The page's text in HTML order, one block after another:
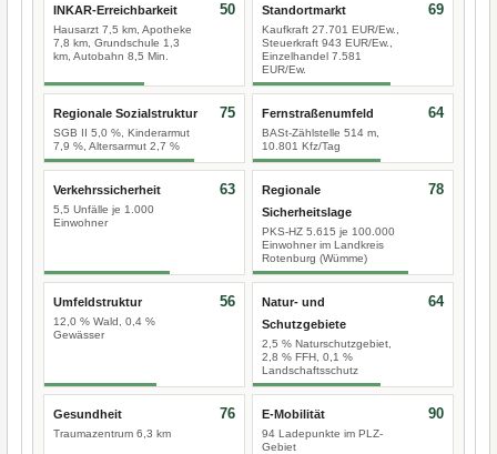
INKAR-Erreichbarkeit
Hausarzt 7,5 km, Apotheke
7,8 km, Grundschule 1,3
km, Autobahn 8,5 Min.
50 Standortmarkt
Kaufkraft 27.701 EUR/Ew.,
Steuerkraft 943 EUR/Ew.,
Einzelhandel 7.581
EUR/Ew.
69
Regionale Sozialstruktur
SGB II 5,0 %, Kinderarmut
7,9 %, Altersarmut 2,7 %
75 Fernstraßenumfeld
BASt-Zählstelle 514 m,
10.801 Kfz/Tag
64
Verkehrssicherheit
5,5 Unfälle je 1.000
Einwohner
63
Regionale
Sicherheitslage
PKS-HZ 5.615 je 100.000
Einwohner im Landkreis
Rotenburg (Wümme)
78
Umfeldstruktur
12,0 % Wald, 0,4 %
Gewässer
56
Natur- und
Schutzgebiete
2,5 % Naturschutzgebiet,
2,8 % FFH, 0,1 %
Landschaftsschutz
64
Gesundheit
Traumazentrum 6,3 km
76 E-Mobilität
94 Ladepunkte im PLZ-
Gebiet
90